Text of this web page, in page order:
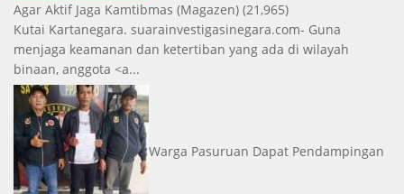
Agar Aktif Jaga Kamtibmas (Magazen) (21,965)
Kutai Kartanegara. suarainvestigasinegara.com- Guna
menjaga keamanan dan ketertiban yang ada di wilayah
binaan, anggota <a...
Warga Pasuruan Dapat Pendampingan